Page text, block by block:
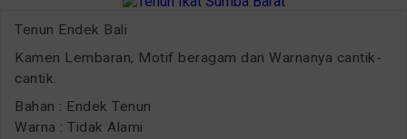
Tenun Endek Bali
Kamen Lembaran, Motif beragam dan Warnanya cantik-
cantik.
Bahan : Endek Tenun
Warna : Tidak Alami